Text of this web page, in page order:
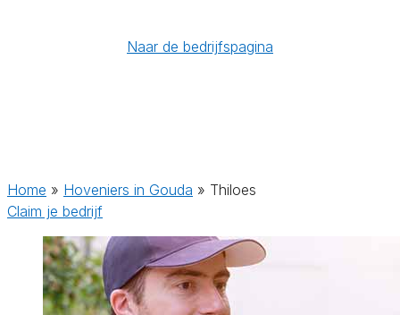
Naar de bedrijfspagina
Home » Hoveniers in Gouda » Thiloes
Claim je bedrijf